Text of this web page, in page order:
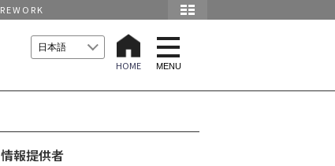
REWORK
HOME
t
o
g
l
MENU
情報提供者